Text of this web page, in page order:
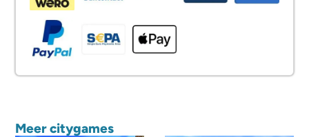
Meer citygames